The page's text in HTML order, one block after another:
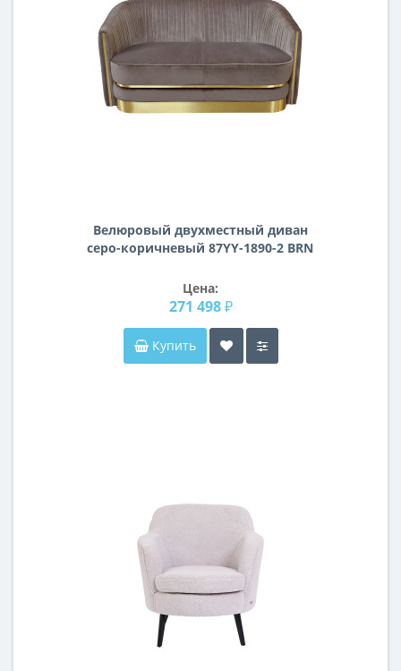
Велюровый двухместный диван
серо-коричневый 87YY-1890-2 BRN
Цена:
271 498 ₽
Купить